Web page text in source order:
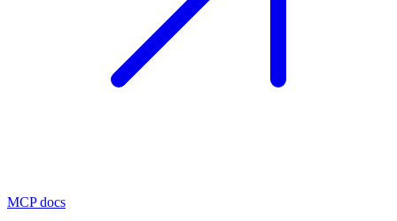
MCP docs